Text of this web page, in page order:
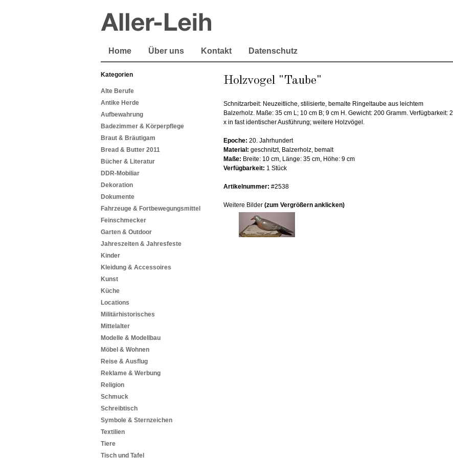
Home Über uns Kontakt Datenschutz
Kategorien
Alte Berufe
Antike Herde
Aufbewahrung
Badezimmer & Körperpflege
Braut & Bräutigam
Bread & Butter 2011
Bücher & Literatur
DDR-Mobiliar
Dekoration
Dokumente
Fahrzeuge & Fortbewegungsmittel
Feinschmecker
Garten & Outdoor
Jahreszeiten & Jahresfeste
Kinder
Kleidung & Accessoires
Kunst
Küche
Locations
Militärhistorisches
Mittelalter
Modelle & Modellbau
Möbel & Wohnen
Reise & Ausflug
Reklame & Werbung
Religion
Schmuck
Schreibtisch
Symbole & Sternzeichen
Textilien
Tiere
Tisch und Tafel
Holzvogel "Taube"
Schnitzarbeit: Neuzeitliche, stilisierte, bemalte Ringeltaube aus leichtem
Balzerholz. Maße: 35 cm L; 10 cm B; 9 cm H. Gewicht: 200 Gramm. Verfügbarkeit: 2
x in fast identischer Ausführung; weitere Holzvögel.
Epoche: 20. Jahrhundert
Material: geschnitzt, Balzerholz, bemalt
Maße: Breite: 10 cm, Länge: 35 cm, Höhe: 9 cm
Verfügbarkeit: 1 Stück
Artikelnummer: #2538
Weitere Bilder (zum Vergrößern anklicken)